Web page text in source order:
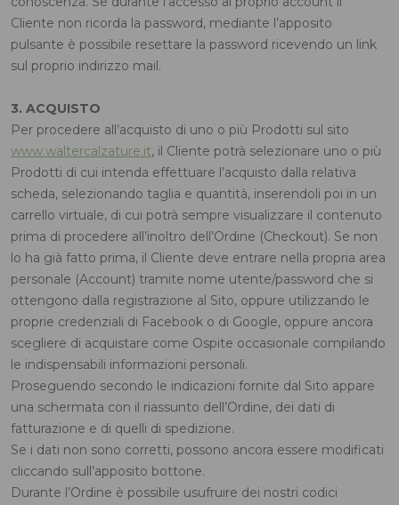
Cliente non ricorda la password, mediante l’apposito
pulsante è possibile resettare la password ricevendo un link
sul proprio indirizzo mail.
3. ACQUISTO
Per procedere all’acquisto di uno o più Prodotti sul sito
www.waltercalzature.it, il Cliente potrà selezionare uno o più
Prodotti di cui intenda effettuare l’acquisto dalla relativa
scheda, selezionando taglia e quantità, inserendoli poi in un
carrello virtuale, di cui potrà sempre visualizzare il contenuto
prima di procedere all’inoltro dell’Ordine (Checkout). Se non
lo ha già fatto prima, il Cliente deve entrare nella propria area
personale (Account) tramite nome utente/password che si
ottengono dalla registrazione al Sito, oppure utilizzando le
proprie credenziali di Facebook o di Google, oppure ancora
scegliere di acquistare come Ospite occasionale compilando
le indispensabili informazioni personali.
Proseguendo secondo le indicazioni fornite dal Sito appare
una schermata con il riassunto dell’Ordine, dei dati di
fatturazione e di quelli di spedizione.
Se i dati non sono corretti, possono ancora essere modificati
cliccando sull’apposito bottone.
Durante l’Ordine è possibile usufruire dei nostri codici